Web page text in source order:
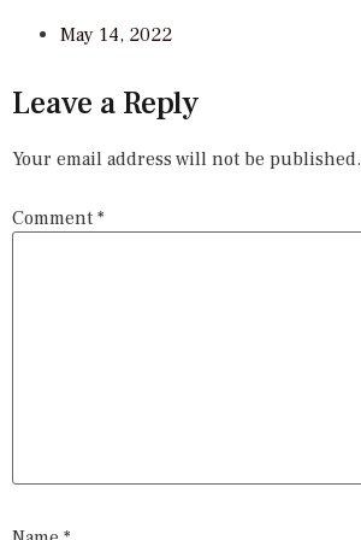
May 14, 2022
Leave a Reply
Your email address will not be published.
Comment *